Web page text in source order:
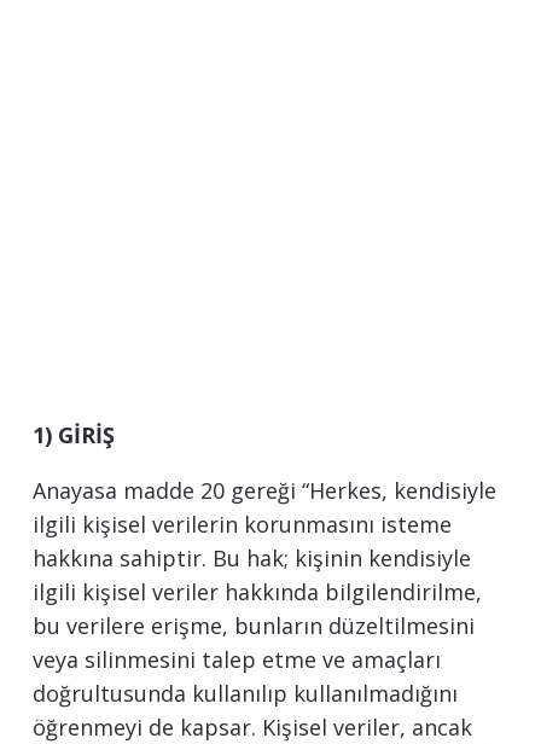
1) GİRİŞ
Anayasa madde 20 gereği “Herkes, kendisiyle
ilgili kişisel verilerin korunmasını isteme
hakkına sahiptir. Bu hak; kişinin kendisiyle
ilgili kişisel veriler hakkında bilgilendirilme,
bu verilere erişme, bunların düzeltilmesini
veya silinmesini talep etme ve amaçları
doğrultusunda kullanılıp kullanılmadığını
öğrenmeyi de kapsar. Kişisel veriler, ancak